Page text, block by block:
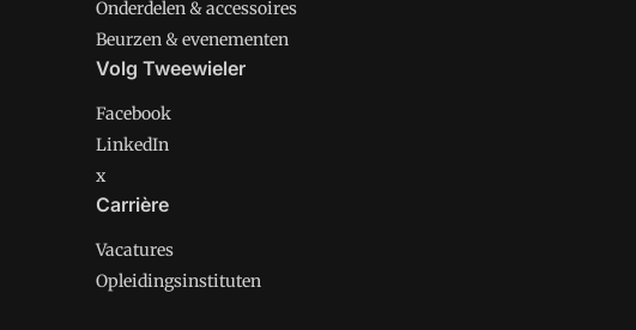
Onderdelen & accessoires
Beurzen & evenementen
Volg Tweewieler
Facebook
LinkedIn
x
Carrière
Vacatures
Opleidingsinstituten